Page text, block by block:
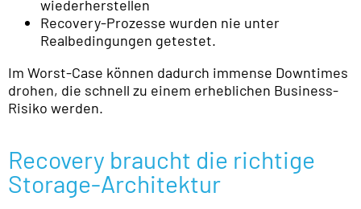
wiederherstellen
Recovery-Prozesse wurden nie unter
Realbedingungen getestet.
Im Worst-Case können dadurch immense Downtimes
drohen, die schnell zu einem erheblichen Business-
Risiko werden.
Recovery braucht die richtige
Storage-Architektur